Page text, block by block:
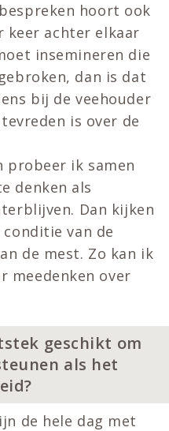
hoort ook
keer achter elkaar
insemineren die
dan is dat
bij de veehouder
is over de
probeer ik samen
denken als
Dan kijken
van de
de mest. Zo kan ik
meedenken over
geschikt om
als het
de hele dag met